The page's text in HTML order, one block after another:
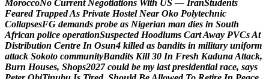
MoroccoNo Current Negotiations With US — IranStudents
Feared TrappedAs Private Hostel Near Oko Polytechnic
CollapsesFG demands probe as Nigerian man dies in South
African police operationSuspected Hoodlums CartAway PVCsAt
Distribution Centre In Osun4 killed as bandits in military uniform
attack Sokoto communityBandits Kill 30 In Fresh KadunaAttack,
Burn Houses, Shops2027 could be my last presidential race, says